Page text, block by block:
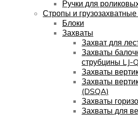
Ручки для
Стропы и
Блоки
Захваты
Захват для
Захваты
струбцины LJ-
Захваты
Захваты
(DSQA)
Захваты
Захваты для